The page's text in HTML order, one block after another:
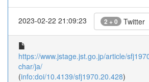
2023-02-22 21:09:23 2 + 0 Twitter
https://www.jstage.jst.go.jp/article/
char/ja/
(info:doi/10.4139/sfj1970.20.428)